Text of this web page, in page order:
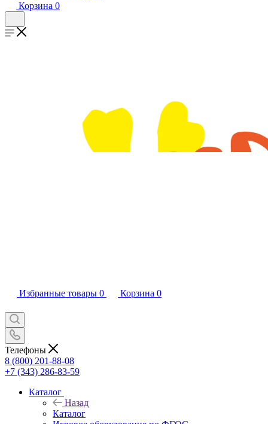
Корзина 0
Избранные товары 0 Корзина 0
Телефоны
8 (800) 201-88-08
+7 (343) 286-83-59
Каталог
Назад
Каталог